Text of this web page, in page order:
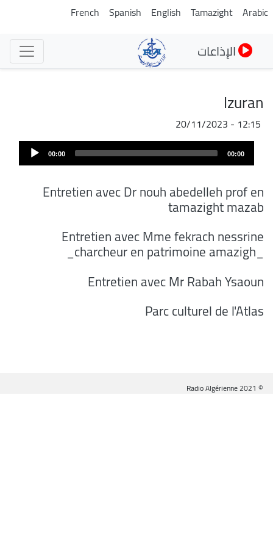
تجاوز
Arabic
Tamazight
English
Spanish
French
الإذاعات
Izuran
20/11/2023 - 12:15
ملف
الصوت
00:00 00:00
Entretien avec Dr nouh abedelleh prof en
tamazight mazab
Entretien avec Mme fekrach nessrine
_charcheur en patrimoine amazigh_
Entretien avec Mr Rabah Ysaoun
Parc culturel de l'Atlas
© Radio Algérienne 2021